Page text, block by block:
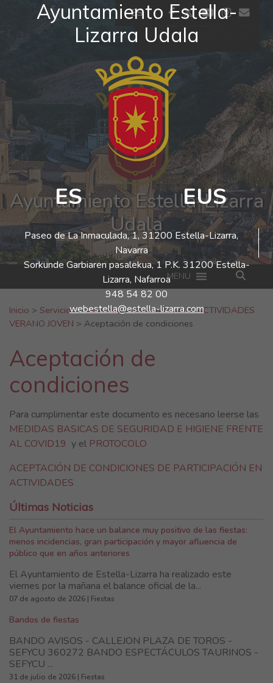
Ayuntamiento Estella-
Lizarra Udala
ES EUS
Paseo de La Inmaculada, 1, 31200 Estella-Lizarra,
Navarra
Sorkunde Garbiaren pasalekua, 1 P.K. 31200 Estella-
Lizarra, Nafarroa
948 54 82 00
webestella@estella-lizarra.com
Ir al contenido ES facebook
twitter
youtube
El tiempo - Tutiempo.net
Ayuntamiento Estella-Lizarra
Udala
MENU
Buscar:
Inicio > Servicios>Juventud>Verano Joven>ACTIVIDADES
VERANO JOVEN > Aceptación de condiciones
Aceptación de
condiciones
Para cumplimentar este documento es necesario leerse las
MEDIDAS BASICAS DE SEGURIDAD E HIGIENE FRENTE
AL COVID19 y el PROTOCOLO
ACEPTACIÓN DE CONDICIONES DE PARTICIPACIÓN EN
ACTIVIDADES
Últimas Noticias
El Ayuntamiento hace un balance muy positivo de las fiestas:
menos incidencias, gran participación y mayor afluencia de
público que en años anteriores
El Ayuntamiento de Estella-Lizarra ha realizado este
viernes por la mañana el balance oficial de la...
07 de agosto de 2026 | Fiestas
Bandos de fiestas
BANDO AVISOS - CALLEJON PLAZA DE TOROS -
SEFYCU 360272 BANDO ESPECTÁCULOS TAURINOS -
SEFYCU ...
31 de julio de 2026 | Fiestas